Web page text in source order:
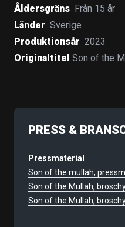
Åldersgräns Från 15 år
Länder Sverige
Produktionsår 2023
Originaltitel Son of the
PRESS &
Pressmaterial
Son of the mullah,
Son of the Mullah,
Son of the Mullah,